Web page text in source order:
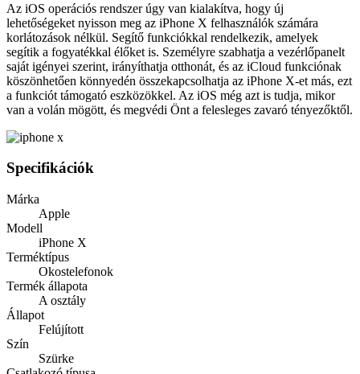
Az iOS operációs rendszer úgy van kialakítva, hogy új
lehetőségeket nyisson meg az iPhone X felhasználók számára
korlátozások nélkül. Segítő funkciókkal rendelkezik, amelyek
segítik a fogyatékkal élőket is. Személyre szabhatja a vezérlőpanelt
saját igényei szerint, irányíthatja otthonát, és az iCloud funkciónak
köszönhetően könnyedén összekapcsolhatja az iPhone X-et más, ezt
a funkciót támogató eszközökkel. Az iOS még azt is tudja, mikor
van a volán mögött, és megvédi Önt a felesleges zavaró tényezőktől.
Specifikációk
Márka
Apple
Modell
iPhone X
Terméktípus
Okostelefonok
Termék állapota
A osztály
Állapot
Felújított
Szín
Szürke